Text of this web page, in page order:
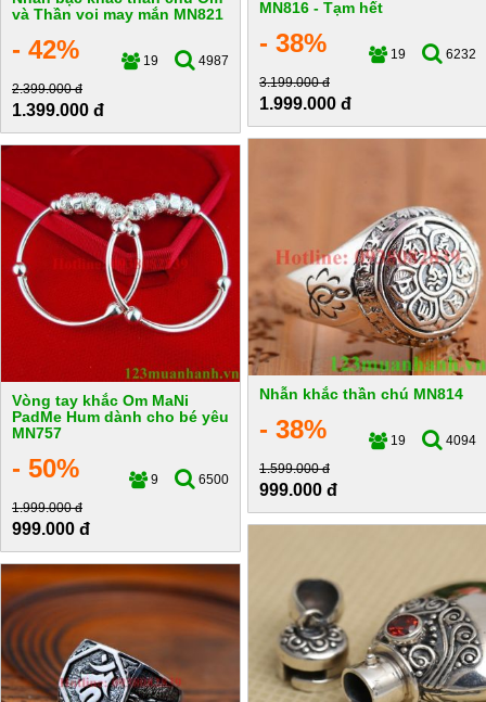
MN816 - Tạm hết
- 38% 19
6232
3.199.000 đ
1.999.000 đ
và Thần voi may mắn MN821
- 42% 19
4987
2.399.000 đ
1.399.000 đ
Nhẫn khắc thần chú MN814
- 38% 19
4094
1.599.000 đ
999.000 đ
Vòng tay khắc Om MaNi
PadMe Hum dành cho bé yêu
MN757
- 50% 9
6500
1.999.000 đ
999.000 đ